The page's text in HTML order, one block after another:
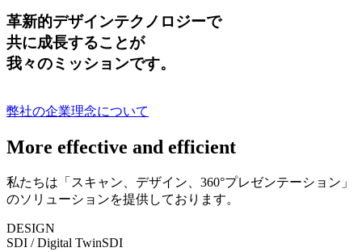
革新的デザインテクノロジーで
共に成長することが
我々のミッションです。
弊社の企業理念について
More effective and efficient
私たちは「スキャン、デザイン、360°プレゼンテーション」
のソリューションを提供しております。
DESIGN
SDI / Digital TwinSDI